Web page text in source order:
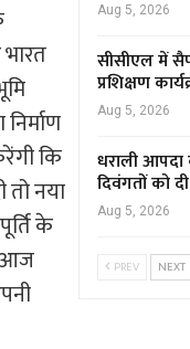
कि
तो नया
के
आज
Aug 5, 2026
सीसीएल में
प्रशिक्षण
Aug 5, 2026
धराली
दिवंगतों को
Aug 5, 2026
PREV NEXT